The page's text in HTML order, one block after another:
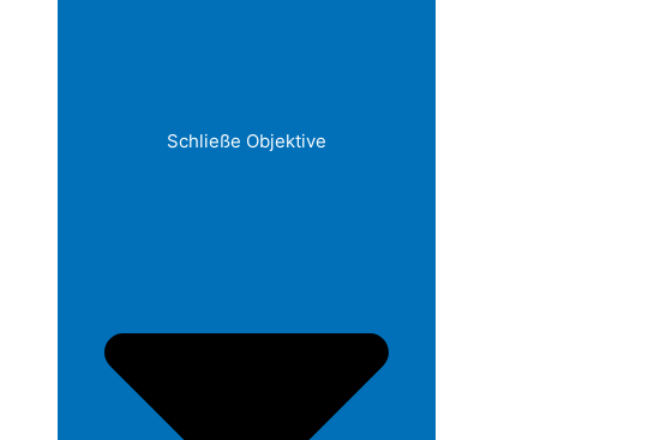
Schließe Objektive